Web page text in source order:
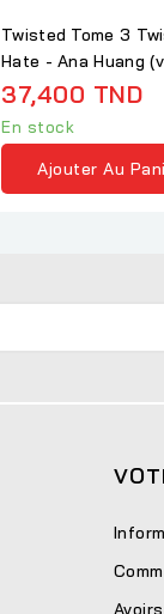
Twisted Tome 3
Hate - Ana Huang
française)
37,400 TND
En stock
Ajouter Au
Avoirs